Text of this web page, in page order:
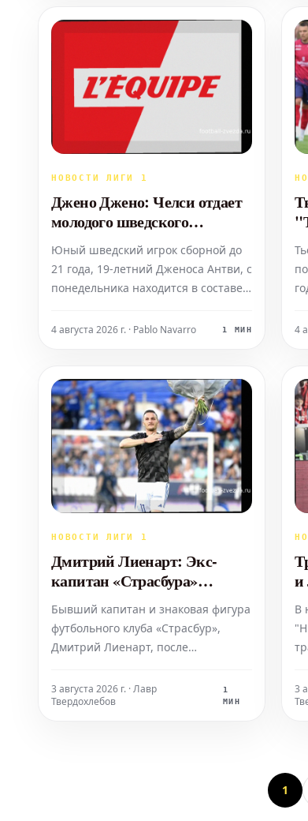
НОВОСТИ ЛИГИ 1
Джено Джено: Челси отдает
молодого шведского
защитника Дженоса Антви в
аренду в Страсбург
Юный шведский игрок сборной до
21 года, 19-летний Дженоса Антви, с
понедельника находится в составе
Трансфер оформлен на условиях
4 августа 2026 г. · Pablo Navarro 1 МИН 4
НОВОСТИ ЛИГИ 1
Дмитрий Лиенарт: Экс-
капитан «Страсбура»
покоряет горные тропы
Бывший капитан и знаковая фигура
футбольного клуба «Страсбур»,
Дмитрий Лиенарт, после
карьеры в 2025 году, успешно
преодолел дистанцию в 32
3 августа 2026 г. · Лавр
Твердохлебов
1
МИН
и
В
3
1